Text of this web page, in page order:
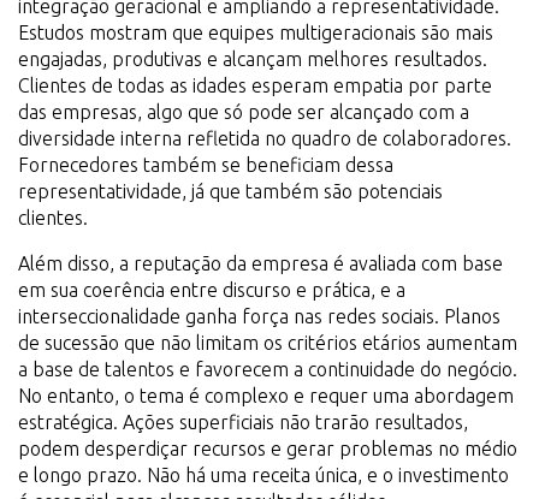
integração geracional e ampliando a representatividade.
Estudos mostram que equipes multigeracionais são mais
engajadas, produtivas e alcançam melhores resultados.
Clientes de todas as idades esperam empatia por parte
das empresas, algo que só pode ser alcançado com a
diversidade interna refletida no quadro de colaboradores.
Fornecedores também se beneficiam dessa
representatividade, já que também são potenciais
clientes.
Além disso, a reputação da empresa é avaliada com base
em sua coerência entre discurso e prática, e a
interseccionalidade ganha força nas redes sociais. Planos
de sucessão que não limitam os critérios etários aumentam
a base de talentos e favorecem a continuidade do negócio.
No entanto, o tema é complexo e requer uma abordagem
estratégica. Ações superficiais não trarão resultados,
podem desperdiçar recursos e gerar problemas no médio
e longo prazo. Não há uma receita única, e o investimento